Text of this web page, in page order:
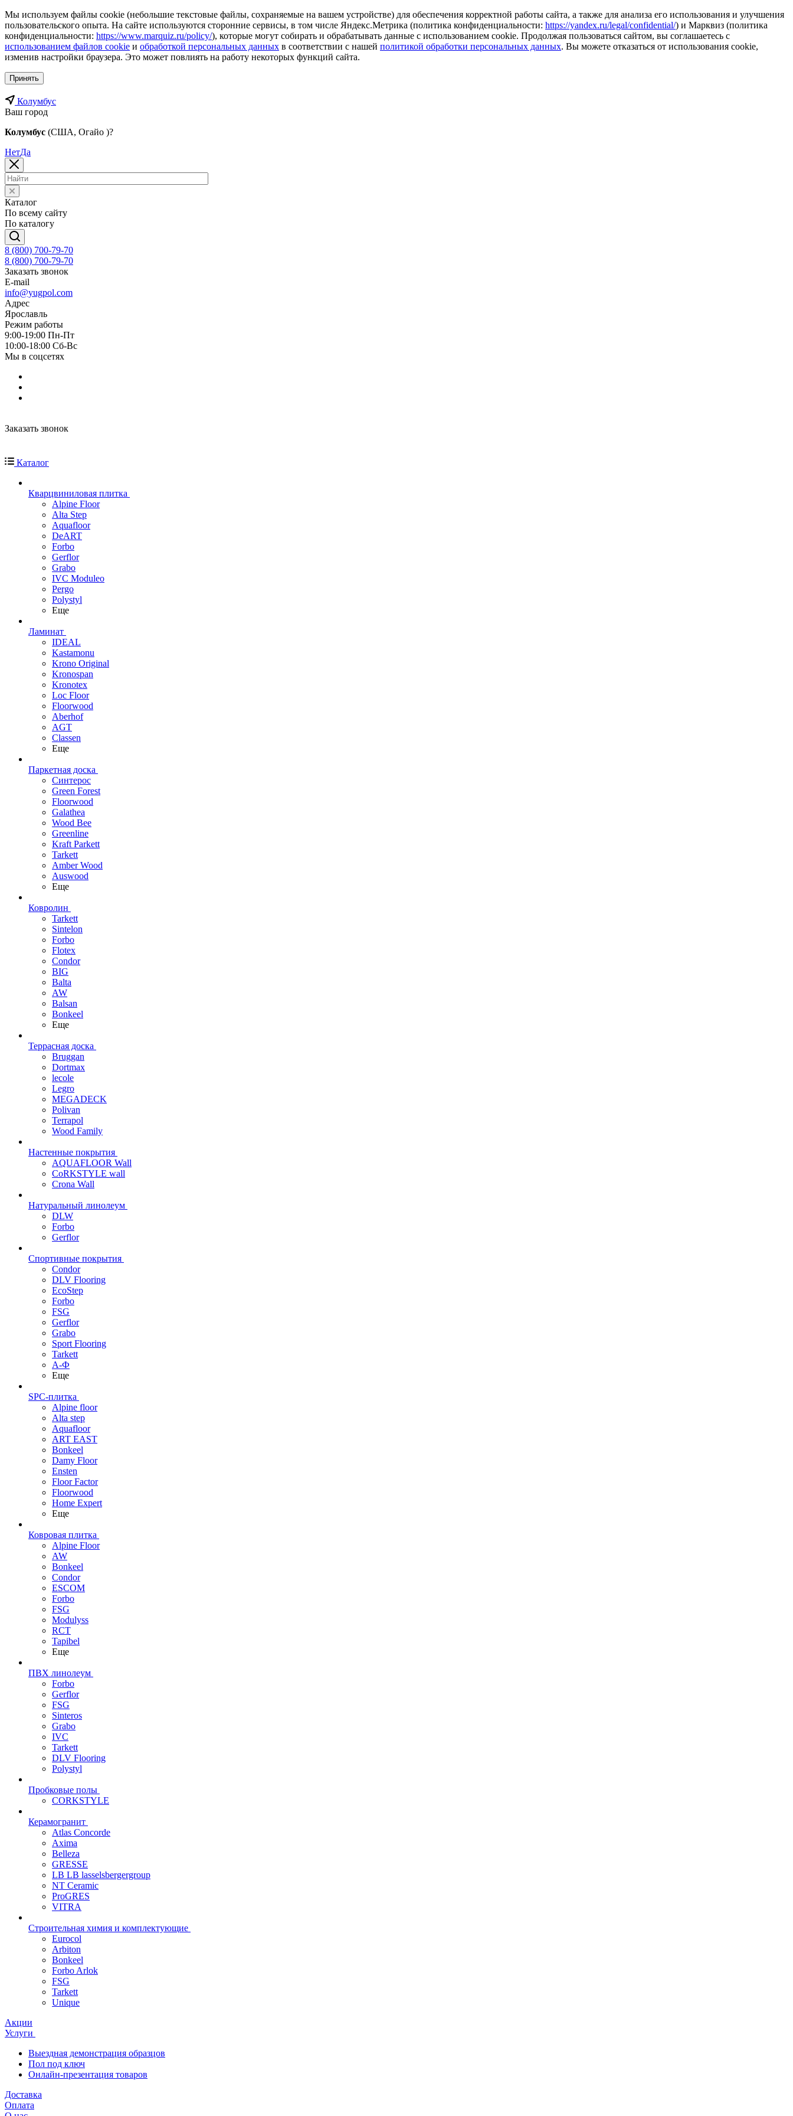
Мы используем файлы cookie (небольшие текстовые файлы, сохраняемые на вашем устройстве) для обеспечения корректной работы сайта, а также для анализа его использования и улучшения
пользовательского опыта. На сайте используются сторонние сервисы, в том числе Яндекс.Метрика (политика конфиденциальности: https://yandex.ru/legal/confidential/) и Марквиз (политика
конфиденциальности: https://www.marquiz.ru/policy/), которые могут собирать и обрабатывать данные с использованием cookie. Продолжая пользоваться сайтом, вы соглашаетесь с
использованием файлов cookie и обработкой персональных данных в соответствии с нашей политикой обработки персональных данных. Вы можете отказаться от использования cookie,
изменив настройки браузера. Это может повлиять на работу некоторых функций сайта.
Принять
Колумбус
Ваш город
Колумбус (США, Огайо )?
НетДа
Каталог
По всему сайту
По каталогу
8 (800) 700-79-70
8 (800) 700-79-70
Заказать звонок
E-mail
info@yugpol.com
Адрес
Ярославль
Режим работы
9:00-19:00 Пн-Пт
10:00-18:00 Cб-Вс
Мы в соцсетях
Заказать звонок
Каталог
Кварцвиниловая плитка
Alpine Floor
Alta Step
Aquafloor
DeART
Forbo
Gerflor
Grabo
IVC Moduleo
Pergo
Polystyl
Еще
Ламинат
IDEAL
Kastamonu
Krono Original
Kronospan
Kronotex
Loc Floor
Floorwood
Aberhof
AGT
Classen
Еще
Паркетная доска
Синтерос
Green Forest
Floorwood
Galathea
Wood Bee
Greenline
Kraft Parkett
Tarkett
Amber Wood
Auswood
Еще
Ковролин
Tarkett
Sintelon
Forbo
Flotex
Condor
BIG
Balta
AW
Balsan
Bonkeel
Еще
Террасная доска
Bruggan
Dortmax
lecole
Legro
MEGADECK
Polivan
Terrapol
Wood Family
Настенные покрытия
AQUAFLOOR Wall
CoRKSTYLE wall
Crona Wall
Натуральный линолеум
DLW
Forbo
Gerflor
Спортивные покрытия
Condor
DLV Flooring
EcoStep
Forbo
FSG
Gerflor
Grabo
Sport Flooring
Tarkett
А-Ф
Еще
SPC-плитка
Alpine floor
Alta step
Aquafloor
ART EAST
Bonkeel
Damy Floor
Ensten
Floor Factor
Floorwood
Home Expert
Еще
Ковровая плитка
Alpine Floor
AW
Bonkeel
Condor
ESCOM
Forbo
FSG
Modulyss
RCT
Tapibel
Еще
ПВХ линолеум
Forbo
Gerflor
FSG
Sinteros
Grabo
IVC
Tarkett
DLV Flooring
Polystyl
Пробковые полы
CORKSTYLE
Керамогранит
Atlas Concorde
Axima
Belleza
GRESSE
LB LB lasselsbergergroup
NT Ceramic
ProGRES
VITRA
Строительная химия и комплектующие
Eurocol
Arbiton
Bonkeel
Forbo Arlok
FSG
Tarkett
Unique
Акции
Услуги
Выездная демонстрация образцов
Пол под ключ
Онлайн-презентация товаров
Доставка
Оплата